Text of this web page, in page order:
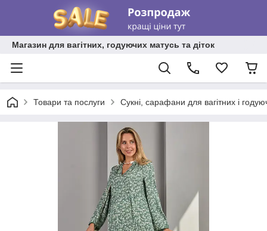
Магазин для вагітних, годуючих матусь та діток
Товари та послуги Сукні, сарафани для вагітних і